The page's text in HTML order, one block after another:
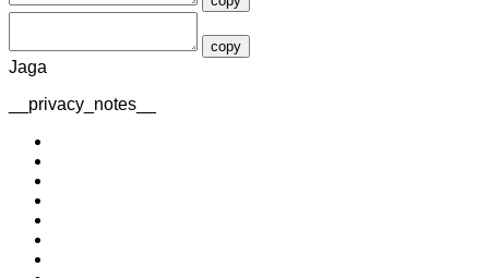
copy
Jaga
__privacy_notes__